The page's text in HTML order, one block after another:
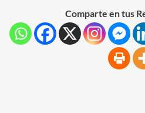
Comparte en tus